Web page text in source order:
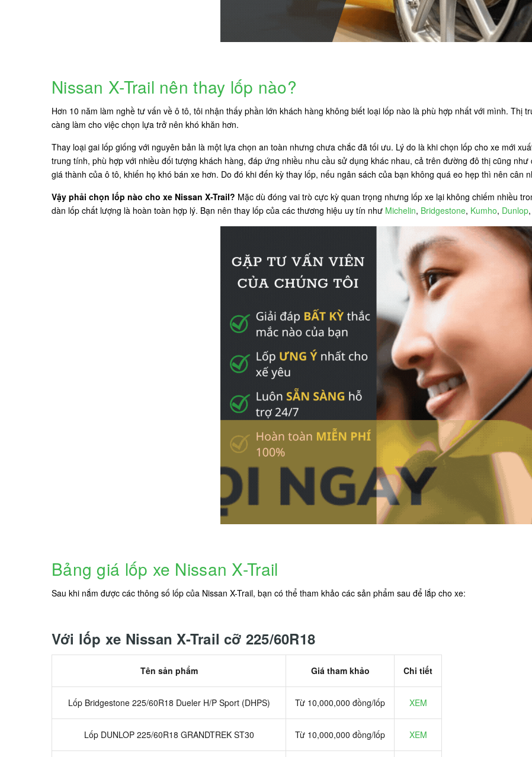
Nissan X-Trail nên thay lốp nào?
Hơn 10 năm làm nghề tư vấn về ô tô, tôi nhận thấy phần lớn khách hàng không biết loại lốp nào là phù hợp nhất với mình. Thị
càng làm cho việc chọn lựa trở nên khó khăn hơn.
Thay loại gai lốp giống với nguyên bản là một lựa chọn an toàn nhưng chưa chắc đã tối ưu. Lý do là khi chọn lốp cho xe mới
trung tính, phù hợp với nhiều đối tượng khách hàng, đáp ứng nhiều nhu cầu sử dụng khác nhau, cả trên đường đô thị cũng
giá thành của ô tô, khiến họ khó bán xe hơn. Do đó khi đến kỳ thay lốp, nếu ngân sách của bạn không quá eo hẹp thì nên cân
Vậy phải chọn lốp nào cho xe Nissan X-Trail? Mặc dù đóng vai trò cực kỳ quan trọng nhưng lốp xe lại không chiếm nhiều
dàn lốp chất lượng là hoàn toàn hợp lý. Bạn nên thay lốp của các thương hiệu uy tín như Michelin, Bridgestone, Kumho, Dunlop,
Bảng giá lốp xe Nissan X-Trail
Sau khi nắm được các thông số lốp của Nissan X-Trail, bạn có thể tham khảo các sản phẩm sau để lắp cho xe:
Với lốp xe Nissan X-Trail cỡ 225/60R18
Tên sản phẩm Giá tham khảo Chi tiết
Lốp Bridgestone 225/60R18 Dueler H/P Sport (DHPS) Từ 10,000,000 đồng/lốp XEM
Lốp DUNLOP 225/60R18 GRANDTREK ST30 Từ 10,000,000 đồng/lốp XEM